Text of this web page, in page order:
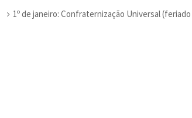
1º de janeiro: Confraternização Universal